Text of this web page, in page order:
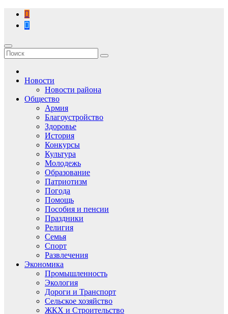
Перейти
содержимому
Новости
Новости района
Общество
Армия
Благоустройство
Здоровье
История
Конкурсы
Культура
Молодежь
Образование
Патриотизм
Погода
Помощь
Пособия и пенсии
Праздники
Религия
Семья
Спорт
Развлечения
Экономика
Промышленность
Экология
Дороги и Транспорт
Сельское хозяйство
ЖКХ и Строительство